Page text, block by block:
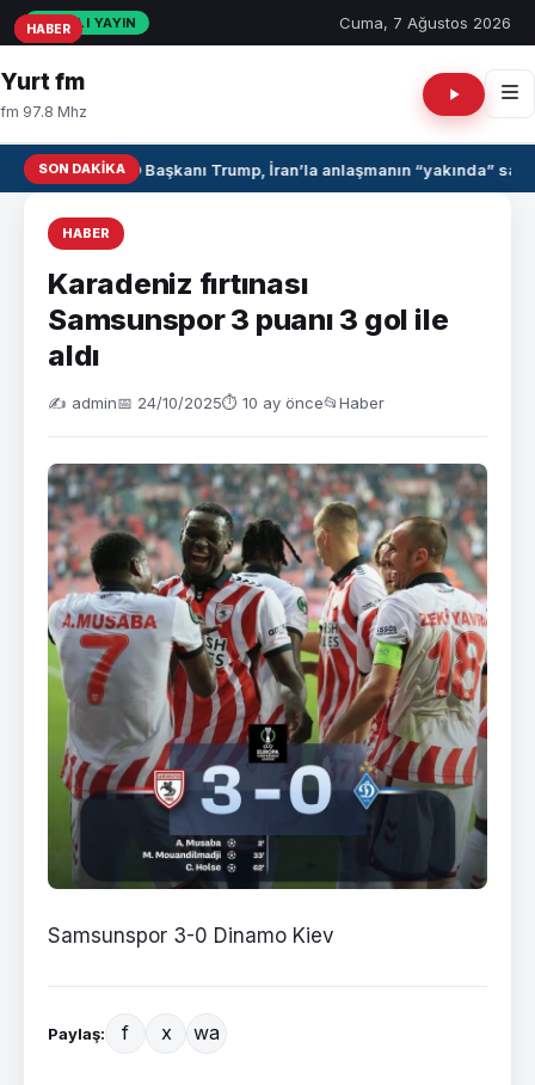
CANLI YAYIN Cuma, 7 Ağustos 2026
Yurt fm
fm 97.8 Mhz
SON DAKIKAABD Başkanı Trump, İran’la anlaşmanın “yakında”
HABER
Karadeniz fırtınası
Samsunspor 3 puanı 3 gol ile
aldı
✍️ admin📅 24/10/2025⏱ 10 ay önce📂Haber
Samsunspor 3-0 Dinamo Kiev
Paylaş: f x wa
HABER
HABER
HABER